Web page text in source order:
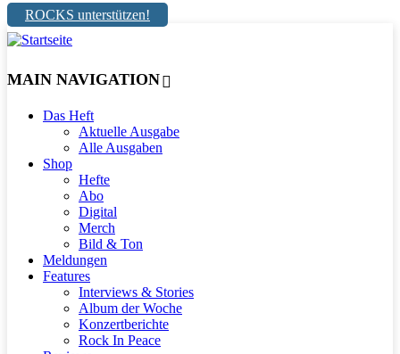
ROCKS unterstützen!
MAIN NAVIGATION
Das Heft
Aktuelle Ausgabe
Alle Ausgaben
Shop
Hefte
Abo
Digital
Merch
Bild & Ton
Meldungen
Features
Interviews & Stories
Album der Woche
Konzertberichte
Rock In Peace